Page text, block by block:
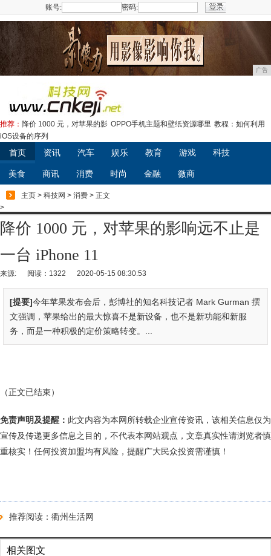
账号: 密码:
广告
推荐： 降价 1000 元，对苹果的影 OPPO手机主题和壁纸资源哪里 教程：如何利用
iOS设备的序列
首页 资讯 汽车 娱乐 教育 游戏 科技
美食 商讯 消费 时尚 金融 微商
主页 > 科技网 > 消费 > 正文
>
降价 1000 元，对苹果的影响远不止是
一台 iPhone 11
来源: 阅读：1322 2020-05-15 08:30:53
[提要]今年苹果发布会后，彭博社的知名科技记者 Mark Gurman 撰
文强调，苹果给出的最大惊喜不是新设备，也不是新功能和新服
务，而是一种积极的定价策略转变。...
（正文已结束）
免责声明及提醒： 此文内容为本网所转载企业宣传资讯，该相关信息仅为
宣传及传递更多信息之目的，不代表本网站观点，文章真实性请浏览者慎
重核实！任何投资加盟均有风险，提醒广大民众投资需谨慎！
推荐阅读： 衢州生活网
相关图文